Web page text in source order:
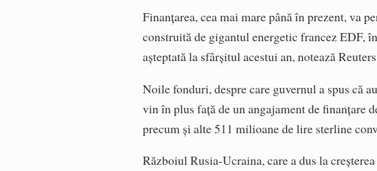
Finanţarea, cea mai mare până în prezent, va
construită de gigantul energetic francez EDF,
aşteptată la sfârşitul acestui an, notează
Noile fonduri, despre care guvernul a spus că
vin în plus faţă de un angajament de finanţare
precum şi alte 511 milioane de lire sterline
Războiul Rusia-Ucraina, care a dus la